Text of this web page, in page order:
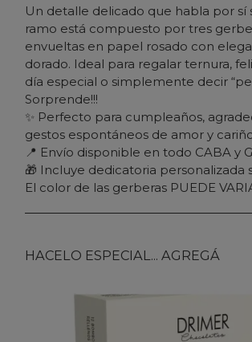
Un detalle delicado que habla por sí
ramo está compuesto por tres
envueltas en papel rosado con
dorado. Ideal para regalar ternura,
día especial o simplemente decir
Sorprende!!!
✨ Perfecto para cumpleaños,
gestos espontáneos de amor y
📍 Envío disponible en todo CABA y
🎁 Incluye dedicatoria personalizada
El color de las gerberas PUEDE
HACELO ESPECIAL... AGREGÁ